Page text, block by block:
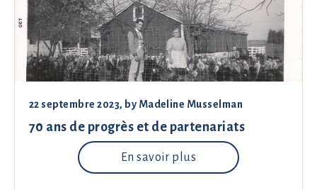
22 septembre 2023, by Madeline Musselman
70 ans de progrès et de partenariats
En savoir plus